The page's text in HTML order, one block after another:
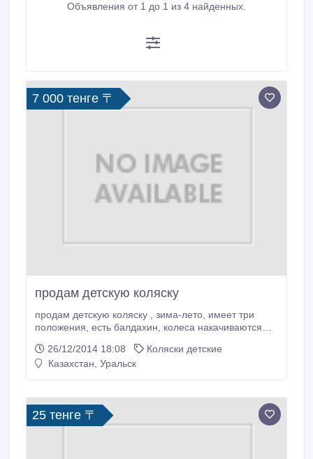
Объявления от 1 до 1 из 4 найденных.
7 000 тенге 〒
продам детскую коляску
продам детскую коляску , зима-лето, имеет три
положения, есть балдахин, колеса накачиваются
26/12/2014 18:08
Коляски детские
Казахстан, Уральск
25 тенге 〒